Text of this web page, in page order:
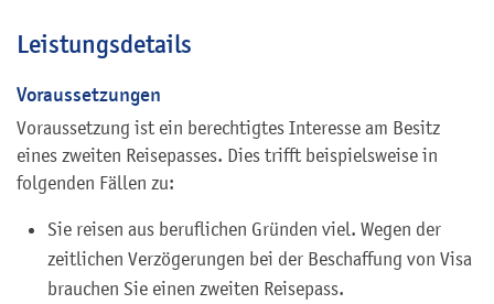
Leistungsdetails
Voraussetzungen
Voraussetzung ist ein berechtigtes Interesse am Besitz
eines zweiten Reisepasses. Dies trifft beispielsweise in
folgenden Fällen zu:
Sie reisen aus beruflichen Gründen viel. Wegen der
zeitlichen Verzögerungen bei der Beschaffung von Visa
brauchen Sie einen zweiten Reisepass.